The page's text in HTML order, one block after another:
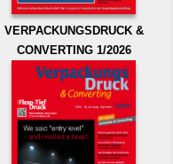
VERPACKUNGSDRUCK &
CONVERTING 1/2026